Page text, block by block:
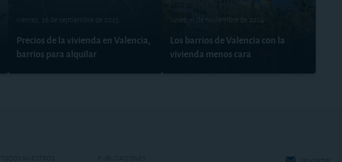
viernes, 26 de septiembre de 2025
Precios de la vivienda en Valencia,
barrios para alquilar
lunes, 11 de noviembre de 2024
Los barrios de Valencia con la
vivienda menos cara
TODOS NUESTROS PUBLICACIONES Newsletter